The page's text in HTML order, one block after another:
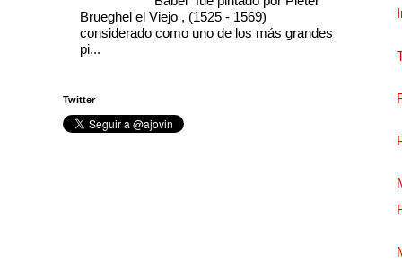
Brueghel el Viejo , (1525 - 1569)
considerado como uno de los más grandes
pi...
Twitter